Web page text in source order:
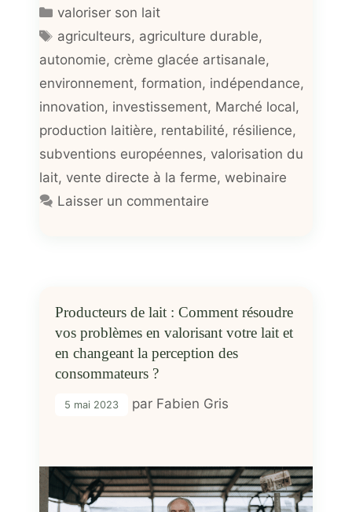
Catégories
valoriser son lait
Étiquettes
agriculteurs, agriculture durable,
autonomie, crème glacée artisanale,
environnement, formation, indépendance,
innovation, investissement, Marché local,
production laitière, rentabilité, résilience,
subventions européennes, valorisation du
lait, vente directe à la ferme, webinaire
Laisser un commentaire
Producteurs de lait : Comment résoudre
vos problèmes en valorisant votre lait et
en changeant la perception des
consommateurs ?
5 mai 2023 par Fabien Gris